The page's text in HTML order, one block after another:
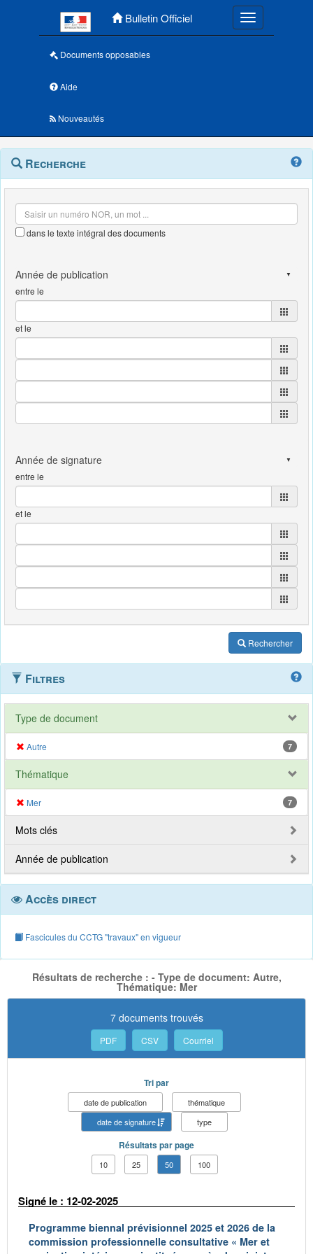
Bulletin Officiel Toggle
Documents opposables
Aide
Nouveautés
Navigation
outils
Menu
contextuel
Recherche
dans le texte intégral des documents
entre le
et le
entre le
et le
Rechercher
Filtres
Type de document
Autre 7
Thématique
Mer 7
Mots clés
Année de publication
Accès direct
Fascicules du CCTG "travaux" en vigueur
Résultats de recherche : - Type de document: Autre,
Thématique: Mer
7 documents trouvés
PDF CSV Courriel
Tri par
date de publication
thématique
date de signature
type
Résultats par page
10 25 50 100
Signé le : 12-02-2025
Programme biennal prévisionnel 2025 et 2026 de la
commission professionnelle consultative « Mer et